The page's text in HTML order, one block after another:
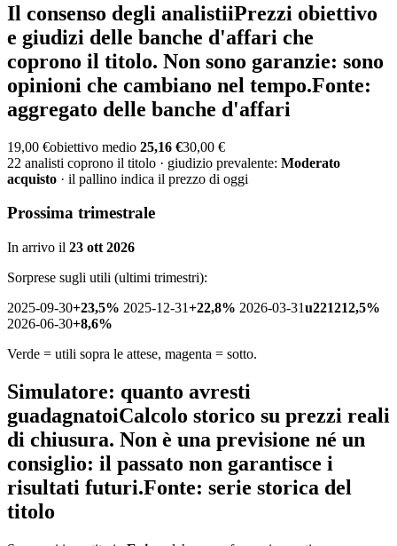
Il consenso degli analistiiPrezzi obiettivo
e giudizi delle banche d'affari che
coprono il titolo. Non sono garanzie: sono
opinioni che cambiano nel tempo.Fonte:
aggregato delle banche d'affari
19,00 €obiettivo medio 25,16 €30,00 €
22 analisti coprono il titolo · giudizio prevalente: Moderato
acquisto · il pallino indica il prezzo di oggi
Prossima trimestrale
In arrivo il 23 ott 2026
Sorprese sugli utili (ultimi trimestri):
2025-09-30+23,5% 2025-12-31+22,8% 2026-03-31u221212,5%
2026-06-30+8,6%
Verde = utili sopra le attese, magenta = sotto.
Simulatore: quanto avresti
guadagnatoiCalcolo storico su prezzi reali
di chiusura. Non è una previsione né un
consiglio: il passato non garantisce i
risultati futuri.Fonte: serie storica del
titolo